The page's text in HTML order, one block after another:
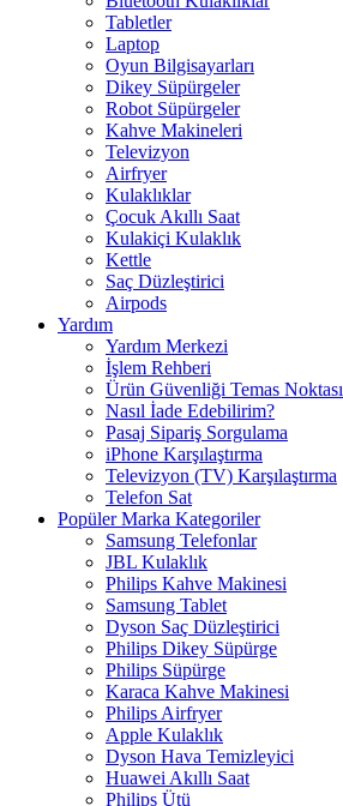
Tabletler
Laptop
Oyun Bilgisayarları
Dikey Süpürgeler
Robot Süpürgeler
Kahve Makineleri
Televizyon
Airfryer
Kulaklıklar
Çocuk Akıllı Saat
Kulakiçi Kulaklık
Kettle
Saç Düzleştirici
Airpods
Yardım
Yardım Merkezi
İşlem Rehberi
Ürün Güvenliği Temas Noktası
Nasıl İade Edebilirim?
Pasaj Sipariş Sorgulama
iPhone Karşılaştırma
Televizyon (TV) Karşılaştırma
Telefon Sat
Popüler Marka Kategoriler
Samsung Telefonlar
JBL Kulaklık
Philips Kahve Makinesi
Samsung Tablet
Dyson Saç Düzleştirici
Philips Dikey Süpürge
Philips Süpürge
Karaca Kahve Makinesi
Philips Airfryer
Apple Kulaklık
Dyson Hava Temizleyici
Huawei Akıllı Saat
Philips Ütü